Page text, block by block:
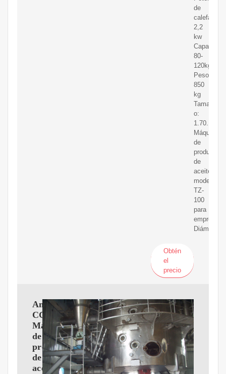
de
2,2
kw
Capacidad:
80-
120kg/h
Peso:
850
kg
Tama?
o:
Máquina
de
producción
de
aceite
modelo
TZ-
100
para
empresas.
Diámetro
Obtén
el
precio
Amazon.com:
CGOLDENWALL
Máquina
de
prensa
de
aceite